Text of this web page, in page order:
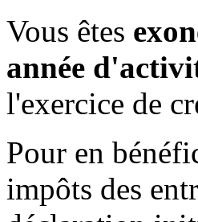
Vous êtes
année
l'exercice de
Pour en
impôts des